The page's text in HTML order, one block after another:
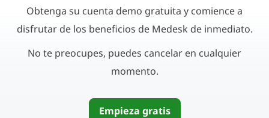
Obtenga su cuenta demo gratuita y comience a
disfrutar de los beneficios de Medesk de inmediato.
No te preocupes, puedes cancelar en cualquier
momento.
Empieza gratis